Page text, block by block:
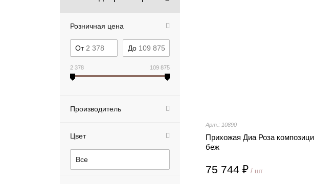
Розничная цена
От До
2 378 109 875
Производитель
Цвет
Все
Арт.: 10890
Прихожая Диа Роза
беж
75 744 ₽ / шт